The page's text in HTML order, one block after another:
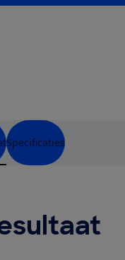
Specificaties